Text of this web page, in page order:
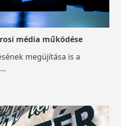
média működése
megújítása is a
...